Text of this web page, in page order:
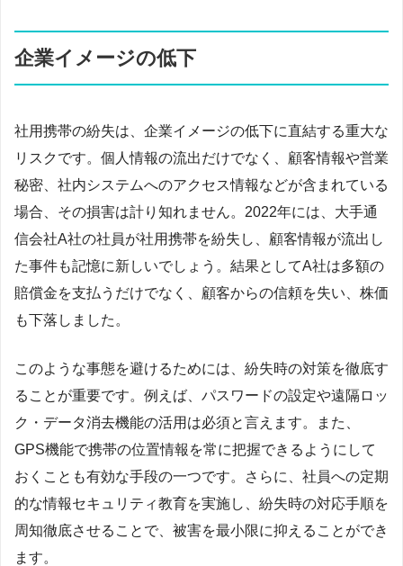
企業イメージの低下
社用携帯の紛失は、企業イメージの低下に直結する重大な
リスクです。個人情報の流出だけでなく、顧客情報や営業
秘密、社内システムへのアクセス情報などが含まれている
場合、その損害は計り知れません。2022年には、大手通
信会社A社の社員が社用携帯を紛失し、顧客情報が流出し
た事件も記憶に新しいでしょう。結果としてA社は多額の
賠償金を支払うだけでなく、顧客からの信頼を失い、株価
も下落しました。
このような事態を避けるためには、紛失時の対策を徹底す
ることが重要です。例えば、パスワードの設定や遠隔ロッ
ク・データ消去機能の活用は必須と言えます。また、
GPS機能で携帯の位置情報を常に把握できるようにして
おくことも有効な手段の一つです。さらに、社員への定期
的な情報セキュリティ教育を実施し、紛失時の対応手順を
周知徹底させることで、被害を最小限に抑えることができ
ます。